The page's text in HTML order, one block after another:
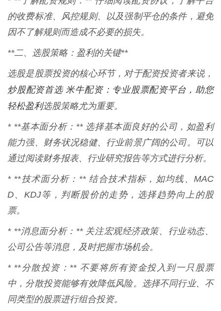
的收费标准、风控规则、以及强制平仓的条件，避免
因不了解规则而造成不必要的损失。
**二、选股策略：盈利的关键**
选股是股票投资的核心环节，对于配资投资者来说，
炒股配资首选 米牛配资：专业股票配资平台，助您
轻松盈利选股策略尤为重要。
* **基本面分析：** 选择基本面良好的公司，如盈利
能力强、财务状况稳健、行业前景广阔的公司。可以
通过阅读财务报表、行业研究报告等方式进行分析。
* **技术面分析：** 结合技术指标，如均线、MAC
D、KDJ等，判断股价的走势，选择趋势向上的股
票。
* **消息面分析：** 关注宏观经济政策、行业动态、
公司公告等消息，及时把握市场机会。
* **分散投资：** 不要将所有资金投入到一只股票
中，分散投资能够有效降低风险。选择不同行业、不
同类型的股票进行组合投资。